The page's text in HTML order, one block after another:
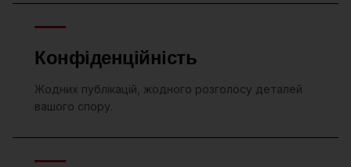
Конфіденційність
Жодних публікацій, жодного розголосу деталей
вашого спору.